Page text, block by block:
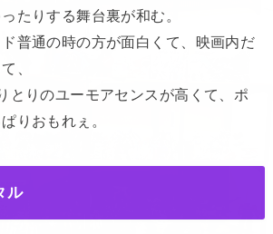
たりする舞台裏が和む。
普通の時の方が面白くて、映画内だ
、
とりのユーモアセンスが高くて、ポ
りおもれぇ。
ル